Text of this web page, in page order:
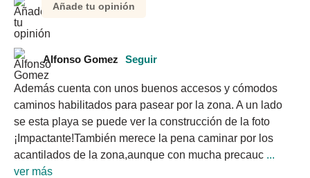
Añade tu opinión
Alfonso Gomez Seguir
Además cuenta con unos buenos accesos y cómodos
caminos habilitados para pasear por la zona. A un lado
se esta playa se puede ver la construcción de la foto
¡Impactante!También merece la pena caminar por los
acantilados de la zona,aunque con mucha precauc ...
ver más